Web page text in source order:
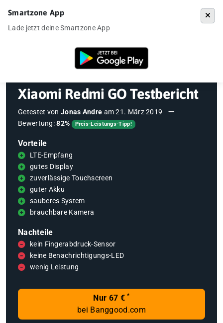
Testberichte Xiaomi Redmi GO Testbericht
Xiaomi Redmi GO Testbericht
Getestet von Jonas Andre am21. März 2019
Bewertung:82% Preis-Leistungs-Tipp!
Vorteile
LTE-Empfang
gutes Display
zuverlässige Touchscreen
guter Akku
sauberes System
brauchbare Kamera
Nachteile
kein Fingerabdruck-Sensor
keine Benachrichtigungs-LED
wenig Leistung
Nur 67 € *
bei Banggood.com
Smartzone App
Lade jetzt deine Smartzone App